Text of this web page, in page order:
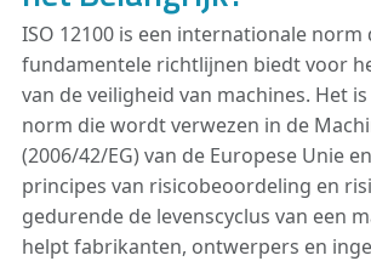
ISO 12100 is een internationale norm
fundamentele richtlijnen biedt voor
van de veiligheid van machines. Het
norm die wordt verwezen in de
(2006/42/EG) van de Europese Unie
principes van risicobeoordeling en
gedurende de levenscyclus van een
helpt fabrikanten, ontwerpers en